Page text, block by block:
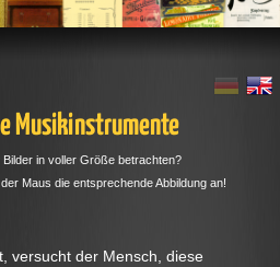
Musikinstrumente
Bilder in voller Größe betrachten?
Maus die entsprechende Abbildung an!
versucht der Mensch, diese